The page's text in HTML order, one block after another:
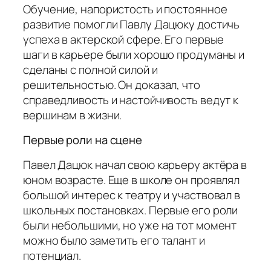
Обучение, напористость и постоянное
развитие помогли Павлу Дацюку достичь
успеха в актерской сфере. Его первые
шаги в карьере были хорошо продуманы и
сделаны с полной силой и
решительностью. Он доказал, что
справедливость и настойчивость ведут к
вершинам в жизни.
Первые роли на сцене
Павел Дацюк начал свою карьеру актёра в
юном возрасте. Еще в школе он проявлял
большой интерес к театру и участвовал в
школьных постановках. Первые его роли
были небольшими, но уже на тот момент
можно было заметить его талант и
потенциал.